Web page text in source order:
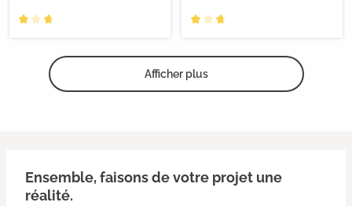
Afficher plus
Ensemble, faisons de votre projet une
réalité.